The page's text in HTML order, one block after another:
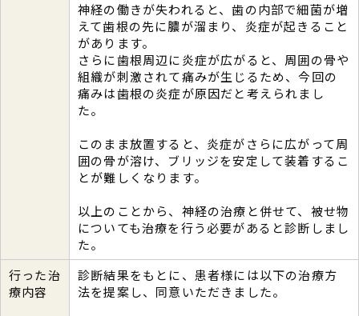
神経の働きが失われると、歯の内部で細菌が増
えて歯根の先に膿が溜まり、炎症が起きること
があります。
さらに歯根周辺に炎症が広がると、周囲の骨や
組織が刺激されて痛みが生じるため、今回の
痛みは歯根の炎症が原因だと考えられまし
た。
このまま放置すると、炎症がさらに広がって周
囲の骨が溶け、ブリッジを安定して装着するこ
とが難しくなります。
以上のことから、神経の治療と併せて、被せ物
についても治療を行う必要があると診断しまし
た。
行った治
療内容
診断結果をもとに、患者様には以下の治療方
法を提案し、同意いただきました。